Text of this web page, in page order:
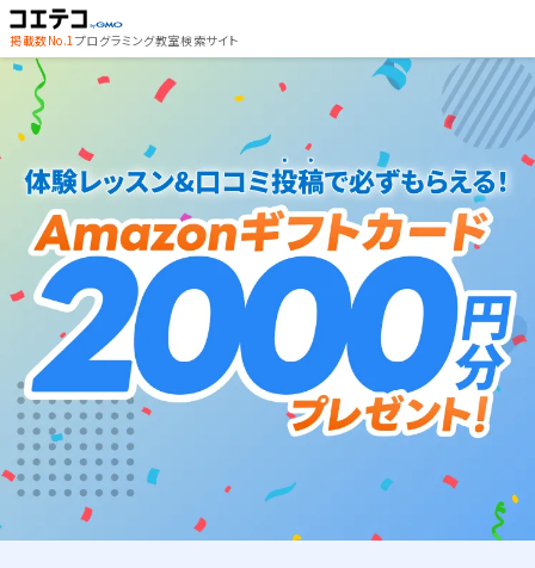
掲載数No.1プログラミング教室検索サイト